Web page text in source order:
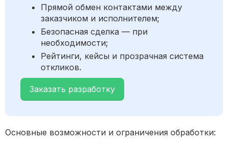
Прямой обмен контактами между
заказчиком и исполнителем;
Безопасная сделка — при
необходимости;
Рейтинги, кейсы и прозрачная система
откликов.
Заказать разработку
Основные возможности и ограничения обработки: